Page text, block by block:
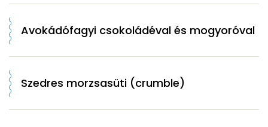
Avokádófagyi csokoládéval és mogyoróval
Szedres morzsasüti (crumble)